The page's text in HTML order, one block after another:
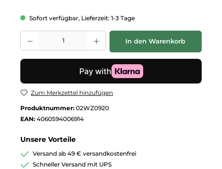
Sofort verfügbar, Lieferzeit: 1-3 Tage
Produkt Anzahl: Gib den gewünschten Wert ein oder benutze die
In den Warenkorb
Zum Merkzettel hinzufügen
Produktnummer: 02WZ0920
EAN: 4060594006914
Unsere Vorteile
Versand ab 49 € versandkostenfrei
Schneller Versand mit UPS